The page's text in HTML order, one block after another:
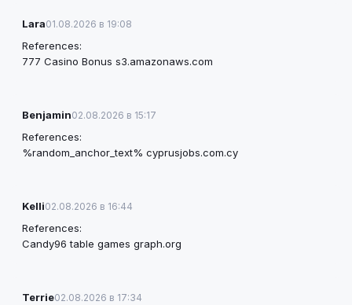
Lara01.08.2026 в 19:08
References:
777 Casino Bonus s3.amazonaws.com
Benjamin02.08.2026 в 15:17
References:
%random_anchor_text% cyprusjobs.com.cy
Kelli02.08.2026 в 16:44
References:
Candy96 table games graph.org
Terrie02.08.2026 в 17:34